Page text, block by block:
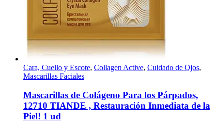
Cara, Cuello y Escote, Collagen Active, Cuidado de Ojos,
Mascarillas Faciales
Mascarillas de Colágeno Para los Párpados,
12710 TIANDE , Restauración Inmediata de la
Piel! 1 ud